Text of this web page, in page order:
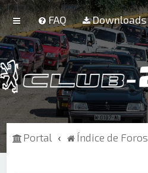
FAQ Downloads
Portal Índice de Foros